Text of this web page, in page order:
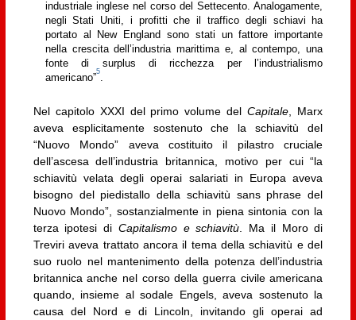
industriale inglese nel corso del Settecento. Analogamente,
negli Stati Uniti, i profitti che il traffico degli schiavi ha
portato al New England sono stati un fattore importante
nella crescita dell’industria marittima e, al contempo, una
fonte di surplus di ricchezza per l’industrialismo
americano”
5
.
Nel capitolo XXXI del primo volume delCapitale , Marx
aveva esplicitamente sostenuto che la schiavitù del
“Nuovo Mondo” aveva costituito il pilastro cruciale
dell’ascesa dell’industria britannica, motivo per cui “la
schiavitù velata degli operai salariati in Europa aveva
bisogno del piedistallo della schiavitù sans phrase del
Nuovo Mondo”, sostanzialmente in piena sintonia con la
terza ipotesi di Capitalismo e schiavitù . Ma il Moro di
Treviri aveva trattato ancora il tema della schiavitù e del
suo ruolo nel mantenimento della potenza dell’industria
britannica anche nel corso della guerra civile americana
quando, insieme al sodale Engels, aveva sostenuto la
causa del Nord e di Lincoln, invitando gli operai ad